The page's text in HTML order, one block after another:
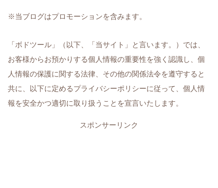
※当ブログはプロモーションを含みます。
「ボドツール」（以下、「当サイト」と言います。）では、
お客様からお預かりする個人情報の重要性を強く認識し、個
人情報の保護に関する法律、その他の関係法令を遵守すると
共に、以下に定めるプライバシーポリシーに従って、個人情
報を安全かつ適切に取り扱うことを宣言いたします。
スポンサーリンク